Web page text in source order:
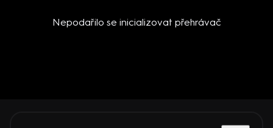
Nepodařilo se inicializovat přehrávač